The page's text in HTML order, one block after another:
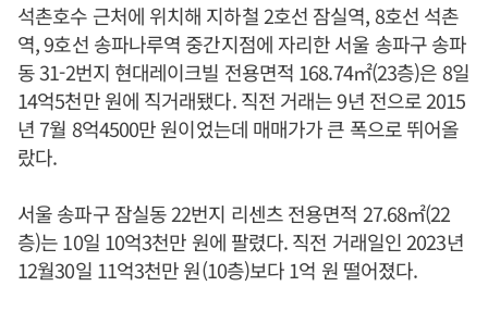
석촌호수 근처에 위치해 지하철 2호선 잠실역, 8호선 석촌
역, 9호선 송파나루역 중간지점에 자리한 서울 송파구 송파
동 31-2번지 현대레이크빌 전용면적 168.74㎡(23층)은 8일
14억5천만 원에 직거래됐다. 직전 거래는 9년 전으로 2015
년 7월 8억4500만 원이었는데 매매가가 큰 폭으로 뛰어올
랐다.
서울 송파구 잠실동 22번지 리센츠 전용면적 27.68㎡(22
층)는 10일 10억3천만 원에 팔렸다. 직전 거래일인 2023년
12월30일 11억3천만 원(10층)보다 1억 원 떨어졌다.